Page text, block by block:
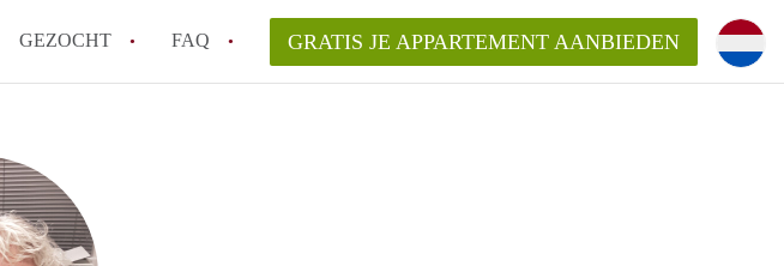
GEZOCHT FAQ
in Alkmaar een appartement te vinden!
translate AppartementAlkmaar!
AppartementAlkmaar?
de privacyverklaring van AppartementAlkmaar?
GRATIS JE APPARTEMENT AANBIEDEN